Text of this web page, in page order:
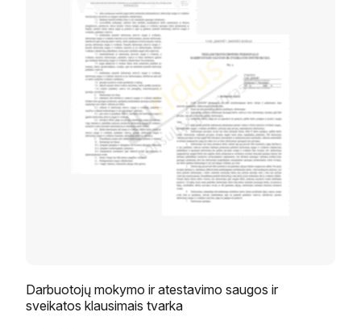
Darbuotojų mokymo ir atestavimo saugos ir
sveikatos klausimais tvarka